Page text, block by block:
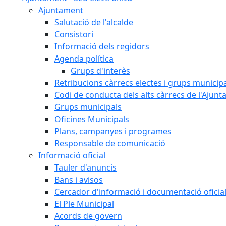
Ajuntament
Salutació de l'alcalde
Consistori
Informació dels regidors
Agenda política
Grups d'interès
Retribucions càrrecs electes i grups
Codi de conducta dels alts càrrecs de
Grups municipals
Oficines Municipals
Plans, campanyes i programes
Responsable de comunicació
Informació oficial
Tauler d'anuncis
Bans i avisos
Cercador d'informació i documentació
El Ple Municipal
Acords de govern